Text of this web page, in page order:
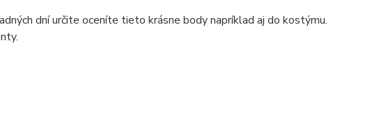
dní určite oceníte tieto krásne body napríklad aj do kostýmu.